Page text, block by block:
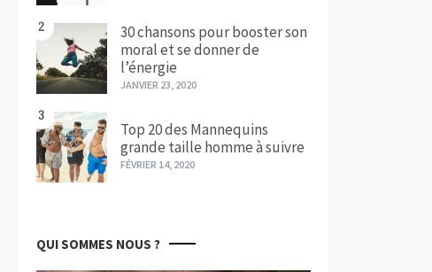
2
30 chansons pour booster son
moral et se donner de
l’énergie
JANVIER 23, 2020
3
Top 20 des Mannequins
grande taille homme à suivre
FÉVRIER 14, 2020
QUI SOMMES NOUS ?